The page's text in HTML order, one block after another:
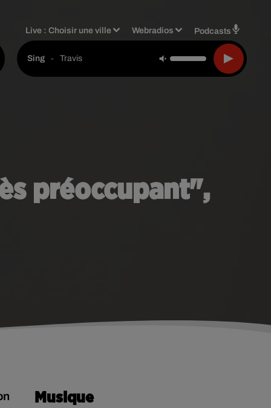
Live :Choisir une ville Webradios Podcasts
Sing - Travis
préoccupant",
Musique